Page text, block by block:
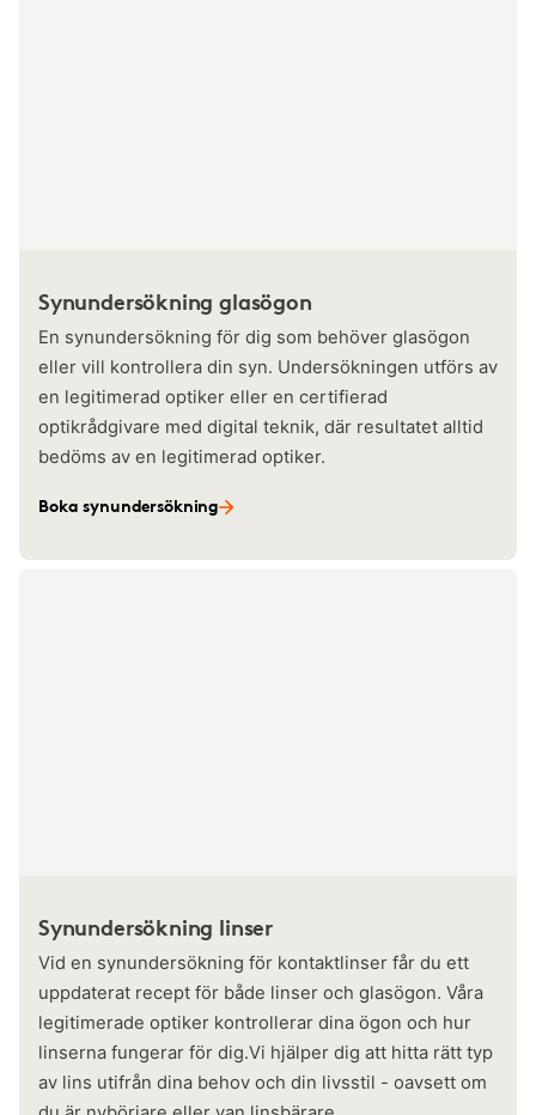
Synundersökning glasögon
En synundersökning för dig som behöver glasögon
eller vill kontrollera din syn. Undersökningen utförs av
en legitimerad optiker eller en certifierad
optikrådgivare med digital teknik, där resultatet alltid
bedöms av en legitimerad optiker.
Boka synundersökning
Synundersökning linser
Vid en synundersökning för kontaktlinser får du ett
uppdaterat recept för både linser och glasögon. Våra
legitimerade optiker kontrollerar dina ögon och hur
linserna fungerar för dig.Vi hjälper dig att hitta rätt typ
av lins utifrån dina behov och din livsstil - oavsett om